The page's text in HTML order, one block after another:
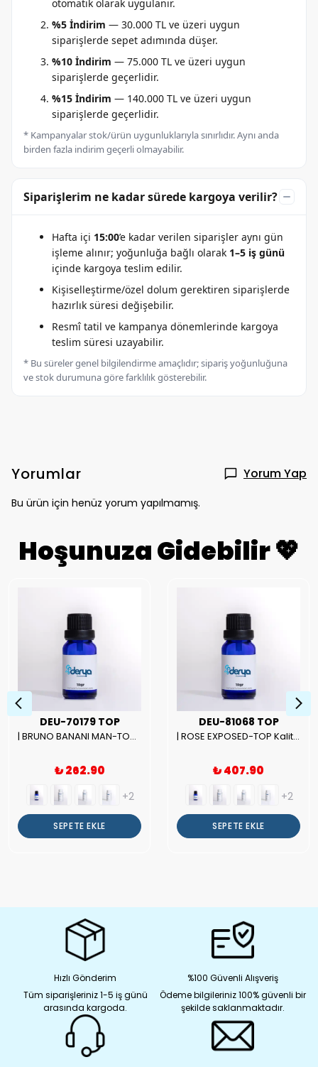
otomatik olarak uygulanır.
%5 İndirim — 30.000 TL ve üzeri uygun
siparişlerde sepet adımında düşer.
%10 İndirim — 75.000 TL ve üzeri uygun
siparişlerde geçerlidir.
%15 İndirim — 140.000 TL ve üzeri uygun
siparişlerde geçerlidir.
* Kampanyalar stok/ürün uygunluklarıyla sınırlıdır. Aynı anda
birden fazla indirim geçerli olmayabilir.
Siparişlerim ne kadar sürede kargoya verilir?
Hafta içi 15:00’e kadar verilen siparişler aynı gün
işleme alınır; yoğunluğa bağlı olarak 1–5 iş günü
içinde kargoya teslim edilir.
Kişiselleştirme/özel dolum gerektiren siparişlerde
hazırlık süresi değişebilir.
Resmî tatil ve kampanya dönemlerinde kargoya
teslim süresi uzayabilir.
* Bu süreler genel bilgilendirme amaçlıdır; sipariş yoğunluğuna
ve stok durumuna göre farklılık gösterebilir.
Yorumlar Yorum Yap
Bu ürün için henüz yorum yapılmamış.
Hoşunuza Gidebilir 💖
DEU-70179 TOP
| BRUNO BANANI MAN-TOP Kalite Erkek Parfüm Esansı.|
₺ 262.90
+2
SEPETE EKLE
DEU-81068 TOP
| ROSE EXPOSED-TOP Kalite Unısex Parfüm Esansı.|
₺ 407.90
+2
SEPETE EKLE
Hızlı Gönderim
Tüm siparişleriniz 1-5 iş günü
arasında kargoda.
%100 Güvenli Alışveriş
Ödeme bilgileriniz 100% güvenli bir
şekilde saklanmaktadır.